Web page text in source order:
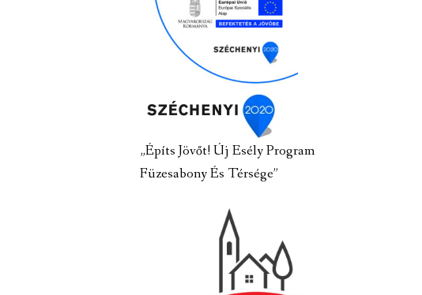
„Építs Jövőt! Új Esély Program
Füzesabony És Térsége”